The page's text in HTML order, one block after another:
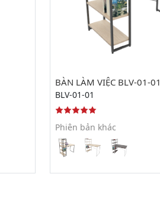
BÀN LÀM VIỆC BLV-01-01
BLV-01-01
Phiên bản khác